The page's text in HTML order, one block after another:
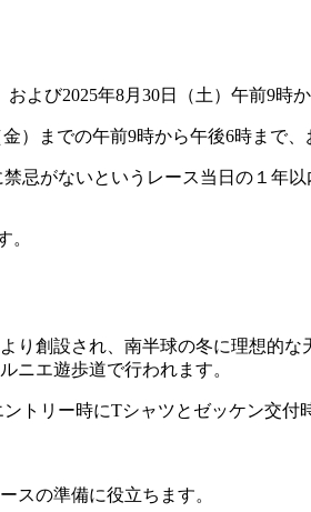
よび2025年8月30日（土）午前9
）までの午前9時から午後6時まで
忌がないというレース当日の１年
。
り創設され、南半球の冬に理想的
ニエ遊歩道で行われます。
トリー時にTシャツとゼッケン交
スの準備に役立ちます。